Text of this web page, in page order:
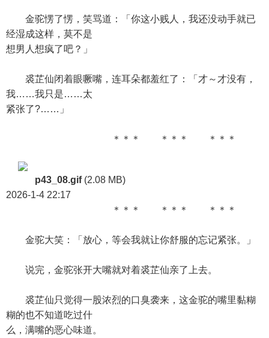
金驼愣了愣，笑骂道：「你这小贱人，我还没动手就已
经湿成这样，莫不是
想男人想疯了吧？」
裘芷仙闭着眼噘嘴，连耳朵都羞红了：「才～才没有，
我……我只是……太
紧张了?……」
＊＊＊ ＊＊＊ ＊＊＊
p43_08.gif(2.08 MB)
2026-1-4 22:17
＊＊＊ ＊＊＊ ＊＊＊
金驼大笑：「放心，等会我就让你舒服的忘记紧张。」
说完，金驼张开大嘴就对着裘芷仙亲了上去。
裘芷仙只觉得一股浓烈的口臭袭来，这金驼的嘴里黏糊
糊的也不知道吃过什
么，满嘴的恶心味道。